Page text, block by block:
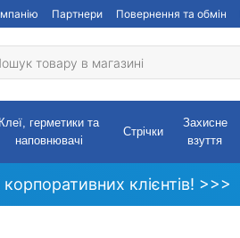
Партнери Повернення та обмін
Клеї, герметики та
наповнювачі
Стрічки
Захисне
взуття
клієнтів! >>>